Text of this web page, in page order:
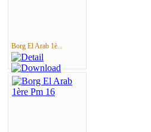
Borg El Arab 1è...